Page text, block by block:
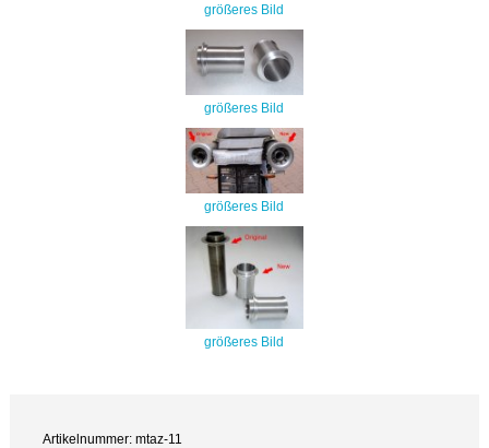
größeres Bild
größeres Bild
größeres Bild
größeres Bild
Artikelnummer: mtaz-11